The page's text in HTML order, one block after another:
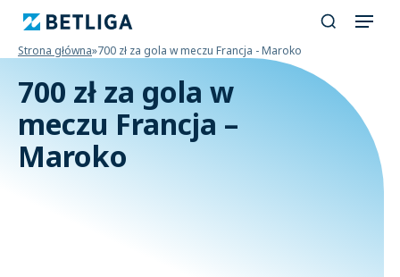
Strona główna»700 zł za gola w meczu Francja - Maroko
700 zł za gola w
meczu Francja –
Maroko